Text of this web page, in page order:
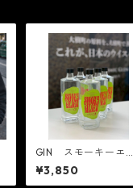
GIN スモーキーエイ
リアン
¥3,850